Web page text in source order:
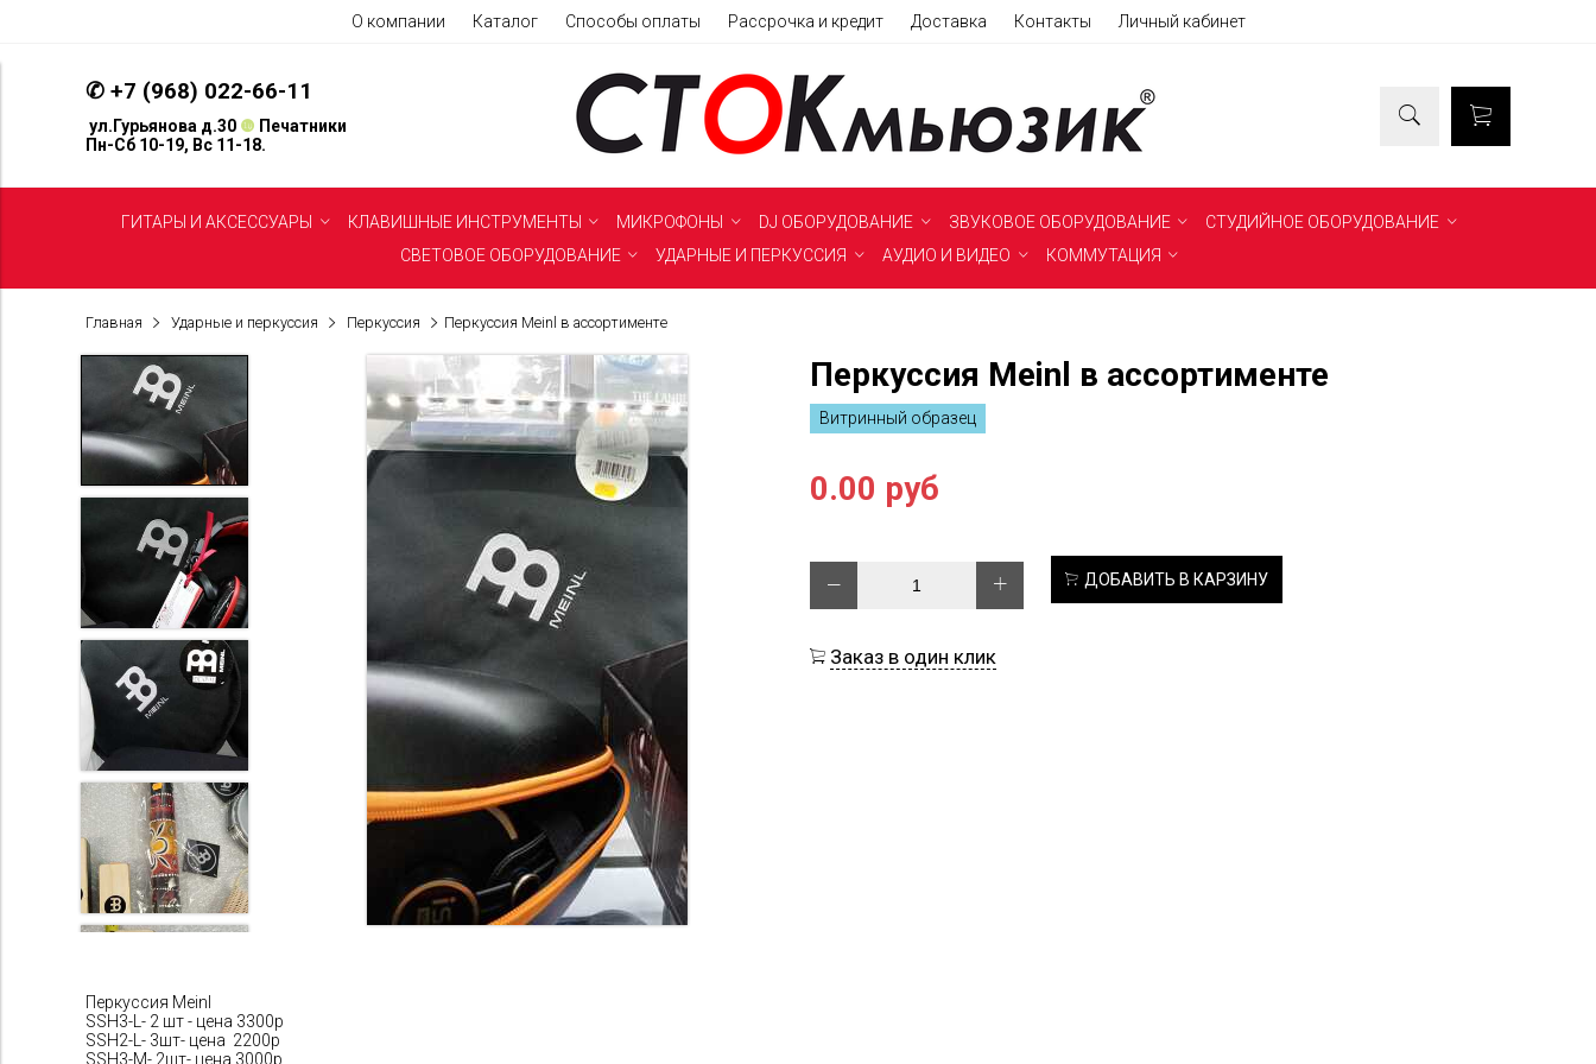
О компании Каталог Способы оплаты Рассрочка и кредит Доставка Контакты Личный кабинет
✆ +7 (968) 022-66-11
ул.Гурьянова д.30 ❿ Печатники
Пн-Сб 10-19, Вс 11-18.
ГИТАРЫ И АКСЕССУАРЫ КЛАВИШНЫЕ ИНСТРУМЕНТЫ МИКРОФОНЫ DJ ОБОРУДОВАНИЕ ЗВУКОВОЕ ОБОРУДОВАНИЕ
СТУДИЙНОЕ ОБОРУДОВАНИЕ
СВЕТОВОЕ ОБОРУДОВАНИЕ
УДАРНЫЕ И ПЕРКУССИЯ АУДИО И ВИДЕО КОММУТАЦИЯ
Главная Ударные и перкуссия Перкуссия Перкуссия Meinl в ассортименте
Перкуссия Meinl в ассортименте
Витринный образец
0.00 руб
ДОБАВИТЬ В КАРЗИНУ
Заказ в один клик
Перкуссия Meinl
SSH3-L- 2 шт - цена 3300р
SSH2-L- 3шт- цена 2200р
SSH3-M- 2шт- цена 3000р